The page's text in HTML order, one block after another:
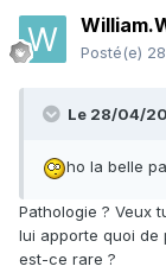
Posté(e)
Le 28/04/
ho la belle
Pathologie ? Veux
lui apporte quoi de
est-ce rare ?